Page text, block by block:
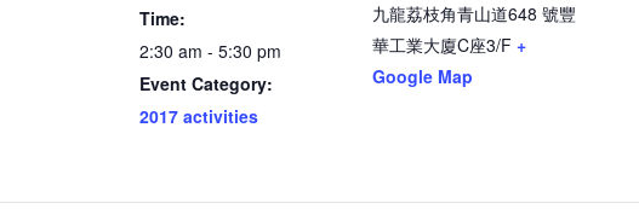
Time:
2:30 am - 5:30 pm
Event Category:
2017 activities
九龍荔枝角青山道648 號豐
華工業大廈C座3/F +
Google Map